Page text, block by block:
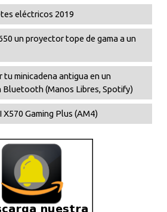
eléctricos 2019
un proyector tope de gama a un
tu minicadena antigua en un
Bluetooth (Manos Libres, Spotify)
X570 Gaming Plus (AM4)